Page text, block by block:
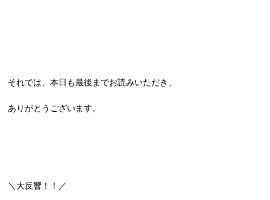
それでは、本日も最後までお読みいただき、
ありがとうございます。
＼大反響！！／